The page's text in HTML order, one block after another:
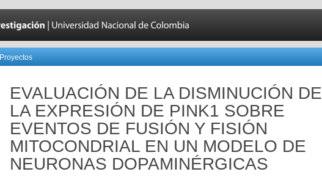
Proyectos
EVALUACIÓN DE LA DISMINUCIÓN DE
LA EXPRESIÓN DE PINK1 SOBRE
EVENTOS DE FUSIÓN Y FISIÓN
MITOCONDRIAL EN UN MODELO DE
NEURONAS DOPAMINÉRGICAS